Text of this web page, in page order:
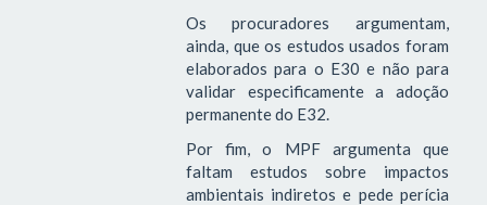
Os procuradores argumentam,
ainda, que os estudos usados foram
elaborados para o E30 e não para
validar especificamente a adoção
permanente do E32.
Por fim, o MPF argumenta que
faltam estudos sobre impactos
ambientais indiretos e pede perícia